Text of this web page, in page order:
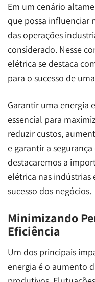
Em um cenário
que possa influenciar
das operações
considerado. Nesse
elétrica se destaca
para o sucesso de
Garantir uma energia
essencial para
reduzir custos,
e garantir a
destacaremos a
elétrica nas
sucesso dos negócios.
Minimizando
Eficiência
Um dos principais
energia é o aumento